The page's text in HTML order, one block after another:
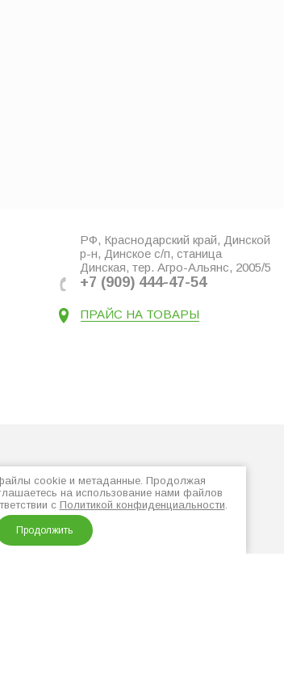
РФ, Краснодарский край, Динской
р-н, Динское с/п, станица
Динская, тер. Агро-Альянс, 2005/5
+7 (909) 444-47-54
ПРАЙС НА ТОВАРЫ
cookie и метаданные. Продолжая
на использование нами файлов
с Политикой конфиденциальности.
Продолжить